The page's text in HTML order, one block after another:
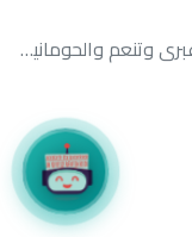
والحومانية(7.2كم)